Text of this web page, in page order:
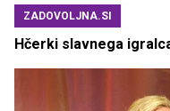
ZADOVOLJNA.SI
Hčerki slavnega